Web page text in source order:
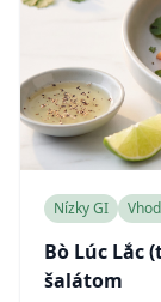
Nízky GI
Bò Lúc Lắc
šalátom